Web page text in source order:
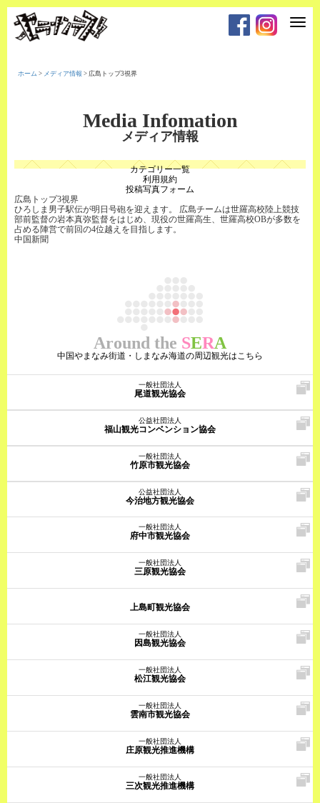
T
o
n
ホーム > メディア情報 > 広島トップ3視界
Media Infomation
メディア情報
カテゴリー一覧
利用規約
投稿写真フォーム
広島トップ3視界
ひろしま男子駅伝が明日号砲を迎えます。 広島チームは世羅高校陸上競技
部前監督の岩本真弥監督をはじめ、現役の世羅高生、世羅高校OBが多数を
占める陣営で前回の4位越えを目指します。
中国新聞
Around the SERA
中国やまなみ街道・しまなみ海道の周辺観光はこちら
一般社団法人
尾道観光協会
公益社団法人
福山観光コンベンション協会
一般社団法人
竹原市観光協会
公益社団法人
今治地方観光協会
一般社団法人
府中市観光協会
一般社団法人
三原観光協会
上島町観光協会
一般社団法人
因島観光協会
一般社団法人
松江観光協会
一般社団法人
雲南市観光協会
一般社団法人
庄原観光推進機構
一般社団法人
三次観光推進機構